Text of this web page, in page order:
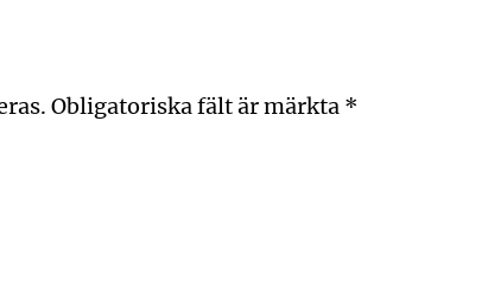
Obligatoriska fält är märkta *